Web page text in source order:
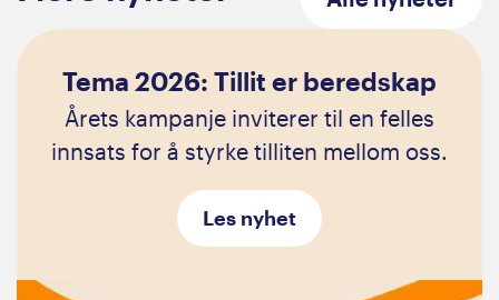
Tema 2026: Tillit er beredskap
Årets kampanje inviterer til en felles
innsats for å styrke tilliten mellom oss.
Les nyhet